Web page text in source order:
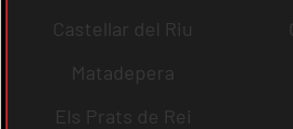
Castellar del Riu
Matadepera
Els Prats de Rei